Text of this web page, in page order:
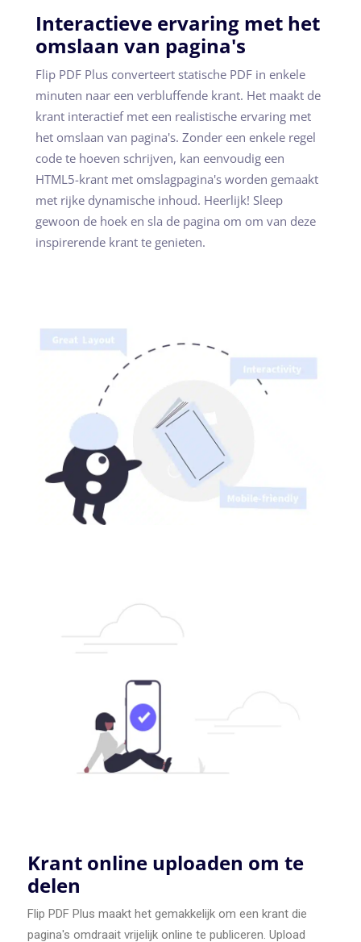
Interactieve ervaring met het
omslaan van pagina's
Flip PDF Plus converteert statische PDF in enkele
minuten naar een verbluffende krant. Het maakt de
krant interactief met een realistische ervaring met
het omslaan van pagina's. Zonder een enkele regel
code te hoeven schrijven, kan eenvoudig een
HTML5-krant met omslagpagina's worden gemaakt
met rijke dynamische inhoud. Heerlijk! Sleep
gewoon de hoek en sla de pagina om om van deze
inspirerende krant te genieten.
Krant online uploaden om te
delen
Flip PDF Plus maakt het gemakkelijk om een krant die
pagina's omdraait vrijelijk online te publiceren. Upload